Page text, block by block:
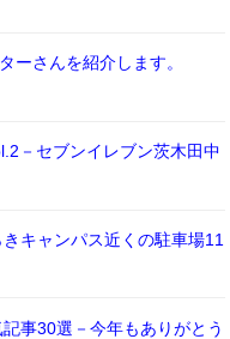
ーさんを紹介します。
－セブンイレブン茨木田中
キャンパス近くの駐車場11
事30選－今年もありがとう